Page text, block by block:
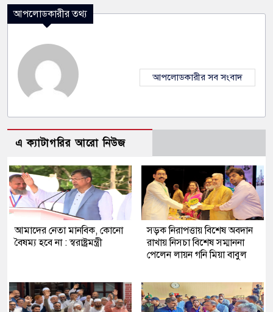
আপলোডকারীর তথ্য
আপলোডকারীর সব সংবাদ
এ ক্যাটাগরির আরো নিউজ
আমাদের নেতা মানবিক, কোনো
বৈষম্য হবে না : স্বরাষ্ট্রমন্ত্রী
সড়ক নিরাপত্তায় বিশেষ অবদান
রাখায় নিসচা বিশেষ সম্মাননা
পেলেন লায়ন গনি মিয়া বাবুল